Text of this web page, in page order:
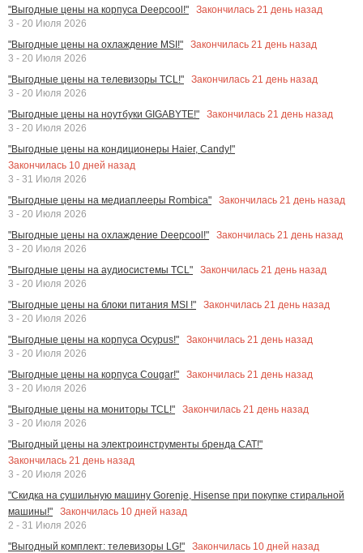
"Выгодные цены на корпуса Deepcool!"
Закончилась 21 день назад
3 - 20 Июля 2026
"Выгодные цены на охлаждение MSI!"
Закончилась 21 день назад
3 - 20 Июля 2026
"Выгодные цены на телевизоры TCL!"
Закончилась 21 день назад
3 - 20 Июля 2026
"Выгодные цены на ноутбуки GIGABYTE!"
Закончилась 21 день назад
3 - 20 Июля 2026
"Выгодные цены на кондиционеры Haier, Candy!"
Закончилась 10 дней назад
3 - 31 Июля 2026
"Выгодные цены на медиаплееры Rombica"
Закончилась 21 день назад
3 - 20 Июля 2026
"Выгодные цены на охлаждение Deepcool!"
Закончилась 21 день назад
3 - 20 Июля 2026
"Выгодные цены на аудиосистемы TCL"
Закончилась 21 день назад
3 - 20 Июля 2026
"Выгодные цены на блоки питания MSI !"
Закончилась 21 день назад
3 - 20 Июля 2026
"Выгодные цены на корпуса Ocypus!"
Закончилась 21 день назад
3 - 20 Июля 2026
"Выгодные цены на корпуса Cougar!"
Закончилась 21 день назад
3 - 20 Июля 2026
"Выгодные цены на мониторы TCL!"
Закончилась 21 день назад
3 - 20 Июля 2026
"Выгодный цены на электроинструменты бренда CAT!"
Закончилась 21 день назад
3 - 20 Июля 2026
"Скидка на сушильную машину Gorenje, Hisense при покупке стиральной
машины!"
Закончилась 10 дней назад
2 - 31 Июля 2026
"Выгодный комплект: телевизоры LG!"
Закончилась 10 дней назад